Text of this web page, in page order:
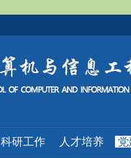
科研工作 人才培养